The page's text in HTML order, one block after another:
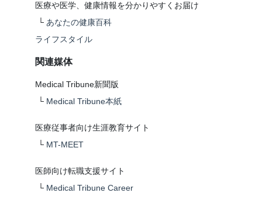
医療や医学、健康情報を分かりやすくお届け
└ あなたの健康百科
ライフスタイル
関連媒体
Medical Tribune新聞版
└ Medical Tribune本紙
医療従事者向け生涯教育サイト
└ MT-MEET
医師向け転職支援サイト
└ Medical Tribune Career